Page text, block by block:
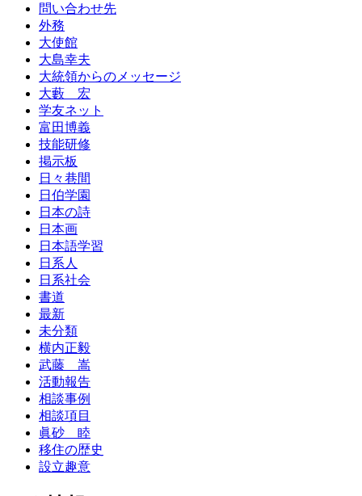
問い合わせ先
外務
大使館
大島幸夫
大統領からのメッセージ
大藪 宏
学友ネット
富田博義
技能研修
掲示板
日々巷間
日伯学園
日本の詩
日本画
日本語学習
日系人
日系社会
書道
最新
未分類
横内正毅
武藤 嵩
活動報告
相談事例
相談項目
眞砂 睦
移住の歴史
設立趣意